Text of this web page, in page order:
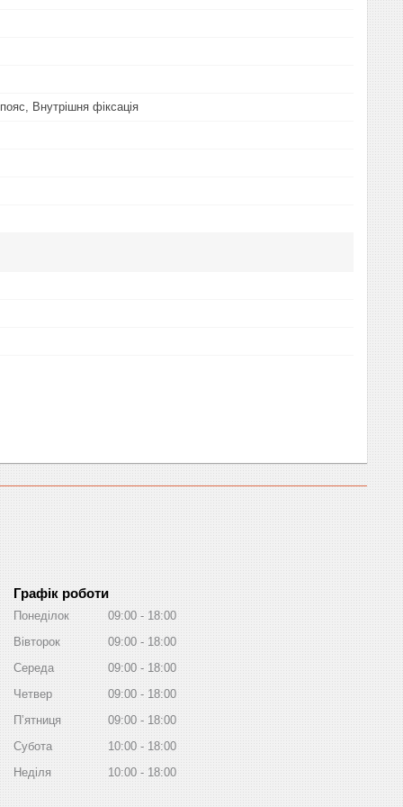
Внутрішня фіксація
Графік роботи
Понеділок 09:00
18:00
Вівторок
09:00
18:00
Середа
09:00
18:00
Четвер
09:00
18:00
Пʼятниця
09:00
18:00
Субота
10:00
18:00
Неділя
10:00 18:00